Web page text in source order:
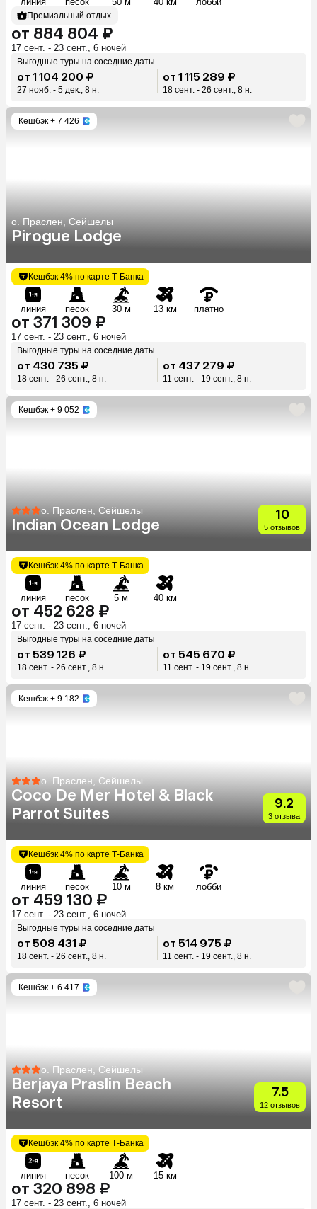
Премиальный отдых
от 884 804 ₽
17 сент. - 23 сент., 6 ночей
Выгодные туры на соседние даты
от 1 104 200 ₽
27 нояб. - 5 дек., 8 н.
от 1 115 289 ₽
18 сент. - 26 сент., 8 н.
Кешбэк + 7 426
о. Праслен, Сейшелы
Pirogue Lodge
Кешбэк 4% по карте Т-Банка
линия песок 30 м 13 км платно
от 371 309 ₽
17 сент. - 23 сент., 6 ночей
Выгодные туры на соседние даты
от 430 735 ₽
18 сент. - 26 сент., 8 н.
от 437 279 ₽
11 сент. - 19 сент., 8 н.
Кешбэк + 9 052
о. Праслен, Сейшелы
Indian Ocean Lodge
10
5 отзывов
Кешбэк 4% по карте Т-Банка
линия песок 5 м 40 км
от 452 628 ₽
17 сент. - 23 сент., 6 ночей
Выгодные туры на соседние даты
от 539 126 ₽
18 сент. - 26 сент., 8 н.
от 545 670 ₽
11 сент. - 19 сент., 8 н.
Кешбэк + 9 182
о. Праслен, Сейшелы
Coco De Mer Hotel & Black
Parrot Suites
9.2
3 отзыва
Кешбэк 4% по карте Т-Банка
линия песок 10 м 8 км лобби
от 459 130 ₽
17 сент. - 23 сент., 6 ночей
Выгодные туры на соседние даты
от 508 431 ₽
18 сент. - 26 сент., 8 н.
от 514 975 ₽
11 сент. - 19 сент., 8 н.
Кешбэк + 6 417
о. Праслен, Сейшелы
Berjaya Praslin Beach
Resort
7.5
12 отзывов
Кешбэк 4% по карте Т-Банка
линия песок 100 м 15 км
от 320 898 ₽
17 сент. - 23 сент., 6 ночей